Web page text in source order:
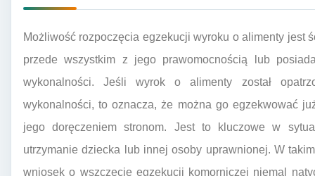
Możliwość rozpoczęcia egzekucji wyroku o alimenty jest
przede wszystkim z jego prawomocnością lub
wykonalności. Jeśli wyrok o alimenty został
wykonalności, to oznacza, że można go egzekwować
jego doręczeniem stronom. Jest to kluczowe w
utrzymanie dziecka lub innej osoby uprawnionej. W
wniosek o wszczęcie egzekucji komorniczej niemal